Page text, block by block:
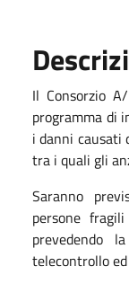
Il Consorzio
programma di
i danni causati
tra i quali gli
Saranno
persone
prevedendo
telecontrollo